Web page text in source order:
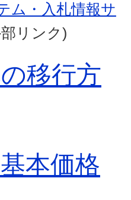
ム・入札情報サ
リンク)
移行方
本価格